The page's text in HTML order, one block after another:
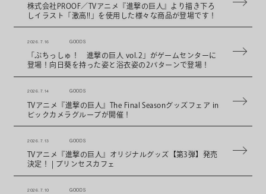
株式会社PROOF／TVアニメ『進撃の巨人』より描き下ろ
しイラスト「激高!!」を使用した様々な商品が登場です！
2026. 7. 16 GOODS
「ぷちっしゅ！ 進撃の巨人 vol.2」がゲームセンターに
登場！向日葵を持った姿と浴衣姿の2パターンで登場！
2026. 7. 14 GOODS
TVアニメ『進撃の巨人』The Final Seasonグッズフェア in
ビックカメラグループが開催！
2026. 7. 13 GOODS
TVアニメ『進撃の巨人』オリジナルグッズ【第3弾】発売
決定！ | プリンセスカフェ
2026. 7. 10 GOODS